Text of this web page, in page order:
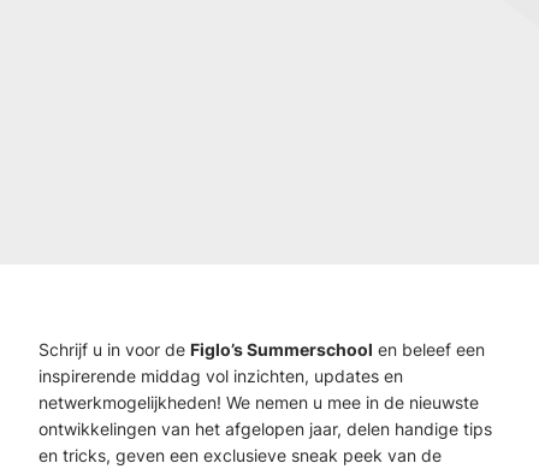
Schrijf u in voor de Figlo’s Summerschool en beleef een
inspirerende middag vol inzichten, updates en
netwerkmogelijkheden! We nemen u mee in de nieuwste
ontwikkelingen van het afgelopen jaar, delen handige tips
en tricks, geven een exclusieve sneak peek van de